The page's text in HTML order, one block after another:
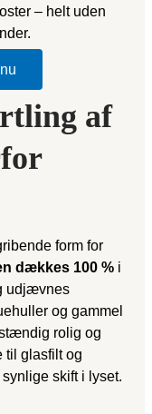
– helt uden
af
form for
dækkes 100 % i
udjævnes
og gammel
rolig og
til glasfilt og
skift i lyset.